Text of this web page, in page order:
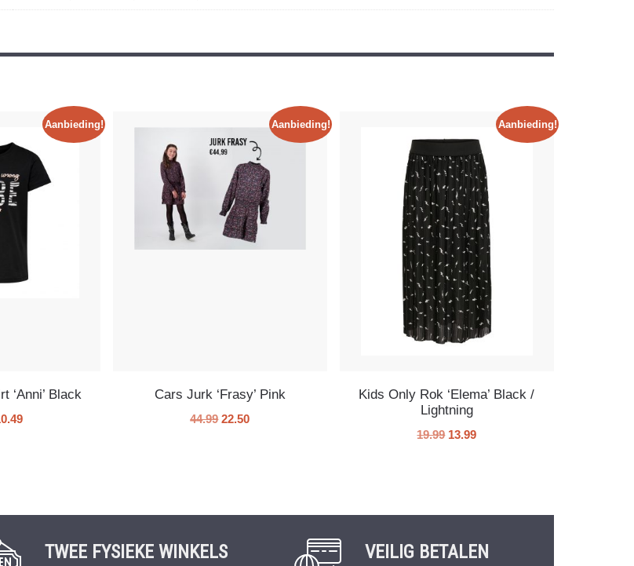
Aanbieding!
‘Anni’ Black
Aanbieding!
Cars Jurk ‘Frasy’ Pink
44.99 22.50
Aanbieding!
Kids Only Rok ‘Elema’ Black /
Lightning
19.99 13.99
TWEE FYSIEKE WINKELS VEILIG BETALEN